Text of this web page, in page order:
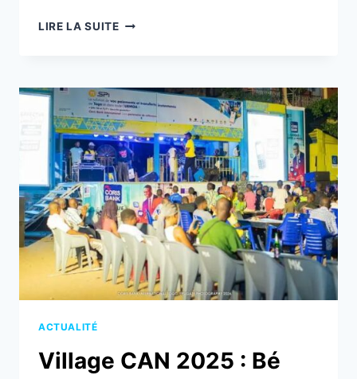
LIRE LA SUITECBI
PERSONNEL,
UNE
CÉLÉBRATION
PAS
COMME
LES
AUTRES
!
ACTUALITÉ
Village CAN 2025 : Bé